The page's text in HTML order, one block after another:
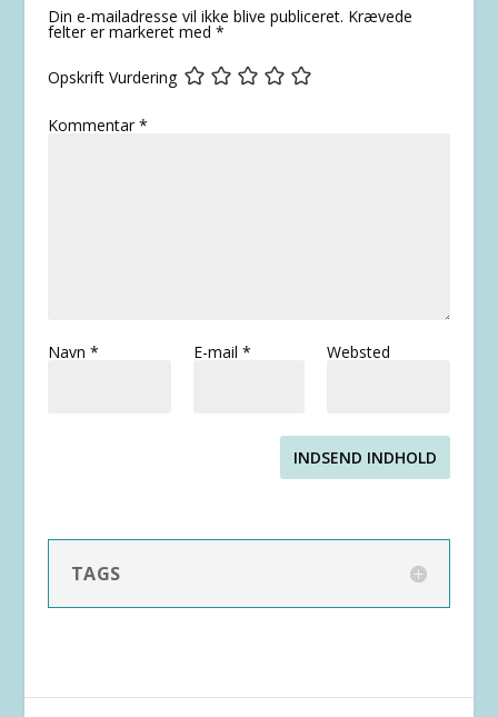
Din e-mailadresse vil ikke blive publiceret. Krævede
felter er markeret med *
Opskrift Vurdering
Kommentar*
Navn * E-mail * Websted
INDSEND INDHOLD
TAGS